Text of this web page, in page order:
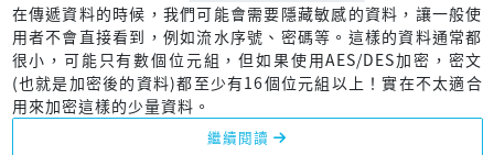
在傳遞資料的時候，我們可能會需要隱藏敏感的資料，讓一般使
用者不會直接看到，例如流水序號、密碼等。這樣的資料通常都
很小，可能只有數個位元組，但如果使用AES/DES加密，密文
(也就是加密後的資料)都至少有16個位元組以上！實在不太適合
用來加密這樣的少量資料。
繼續閱讀